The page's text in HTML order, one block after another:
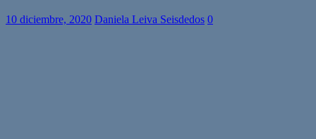
10 diciembre, 2020 Daniela Leiva Seisdedos 0